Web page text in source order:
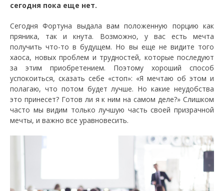
сегодня пока еще нет.
Сегодня Фортуна выдала вам положенную порцию как
пряника, так и кнута. Возможно, у вас есть мечта
получить что-то в будущем. Но вы еще не видите того
хаоса, новых проблем и трудностей, которые последуют
за этим приобретением. Поэтому хороший способ
успокоиться, сказать себе «стоп»: «Я мечтаю об этом и
полагаю, что потом будет лучше. Но какие неудобства
это принесет? Готов ли я к ним на самом деле?» Слишком
часто мы видим только лучшую часть своей призрачной
мечты, и важно все уравновесить.